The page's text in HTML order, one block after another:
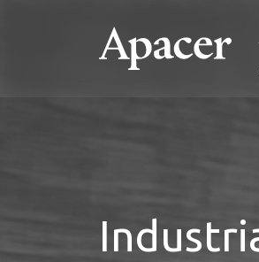
SSD
개인 제품
Gaming 제품